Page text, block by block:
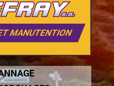
MANUTENTION